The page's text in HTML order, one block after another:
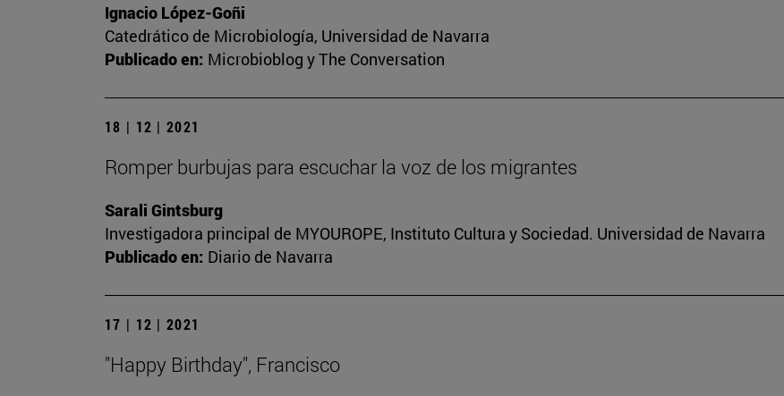
Ignacio López-Goñi
Catedrático de Microbiología, Universidad de Navarra
Publicado en: Microbioblog y The Conversation
18 | 12 | 2021
Romper burbujas para escuchar la voz de los migrantes
Sarali Gintsburg
Investigadora principal de MYOUROPE, Instituto Cultura y Sociedad. Universidad de Navarra
Publicado en: Diario de Navarra
17 | 12 | 2021
"Happy Birthday", Francisco